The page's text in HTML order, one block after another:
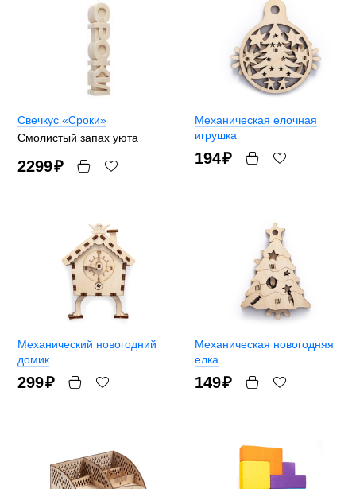
Свечкус «Сроки»
Смолистый запах уюта
2299₽
Механическая елочная
игрушка
194₽
Механический новогодний
домик
299₽
Механическая новогодняя
елка
149₽